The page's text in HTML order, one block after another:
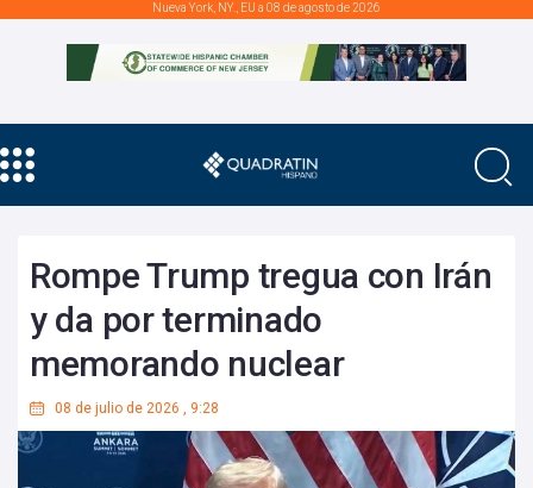
Nueva York, NY., EU a 08 de agosto de 2026
Rompe Trump tregua con Irán
y da por terminado
memorando nuclear
08 de julio de 2026 , 9:28